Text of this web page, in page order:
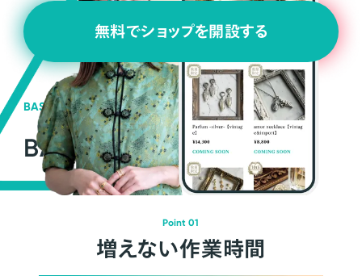
無料でショップを開設する
BASEの強み
BASEが強い3つの理由
Point 01
増えない作業時間